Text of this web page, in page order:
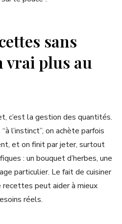
sans
vrai plus au
c’est la gestion des quantités.
l’instinct”, on achète parfois
et on finit par jeter, surtout
: un bouquet d’herbes, une
particulier. Le fait de cuisiner
recettes peut aider à mieux
réels.